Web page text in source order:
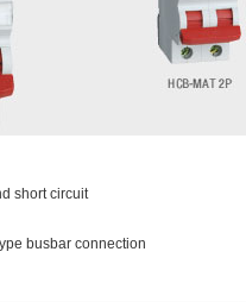
short circuit
busbar connection